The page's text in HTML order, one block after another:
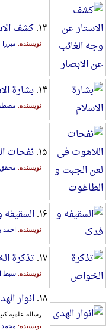
۱۳. کشف
نویسنده:
۱۴. بشارة
نویسنده:
۱۵. نفحات
نویسنده: محقق
۱۶.
نویسنده: احمد
۱۷. تذکرة
نویسنده: سبط
۱۸. انوار
رسالة علمیة
نویسنده: محمد